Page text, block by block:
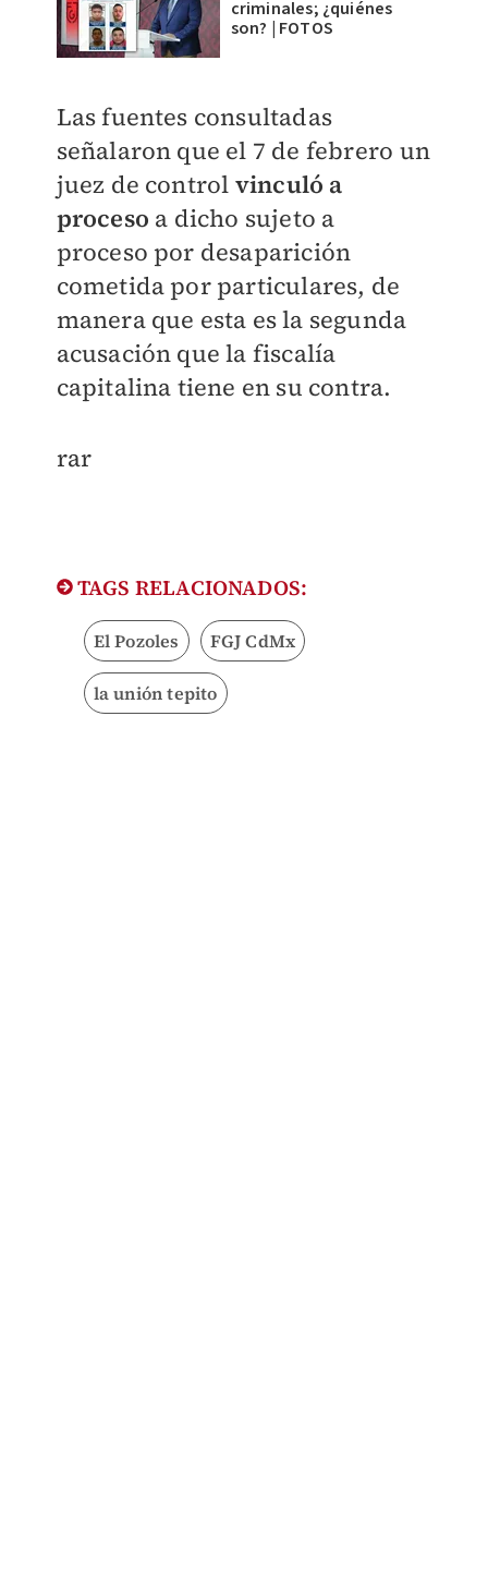
criminales; ¿quiénes
son? | FOTOS
Las fuentes consultadas
señalaron que el 7 de febrero un
juez de control vinculó a
proceso a dicho sujeto a
proceso por desaparición
cometida por particulares, de
manera que esta es la segunda
acusación que la fiscalía
capitalina tiene en su contra.
rar
TAGS RELACIONADOS:
El Pozoles FGJ CdMx
la unión tepito